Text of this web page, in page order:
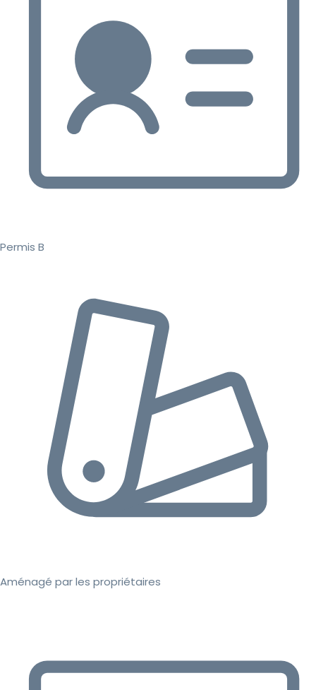
Permis B
Aménagé par les propriétaires